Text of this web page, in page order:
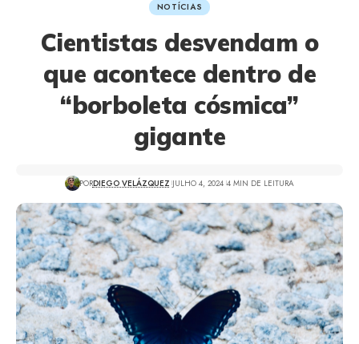
NOTÍCIAS
Cientistas desvendam o
que acontece dentro de
“borboleta cósmica”
gigante
PORDIEGO VELÁZQUEZ JULHO 4, 2024 4 MIN DE LEITURA